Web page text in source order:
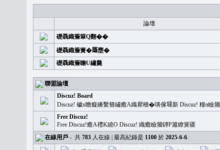
論壇
礎聶織簷簞Q翻��
礎聶織簷簣�𦻕壅�
礎聶織簷瞻U繡羹
聯盟論壇
Discuz! Board
Discuz! 穢x瞻癡繙繫簪繡癒A織瞿穡�嚊傢𡐿新 Discuz! 糧n
Free Discuz!
Free Discuz!癒A禮K繞O Discuz! 織癒瞼籀罈P簫繚簧疆
在線用戶 - 共 783 人在線 | 最高紀錄是 1100 於 2025-6-6.